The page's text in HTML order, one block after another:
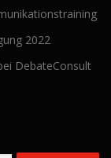
2022
DebateConsult